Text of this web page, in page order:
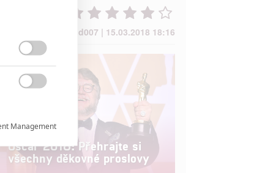
David007 | 15.03.2018 18:16
Oscar 2018: Přehrajte si
všechny děkovné proslovy


Management